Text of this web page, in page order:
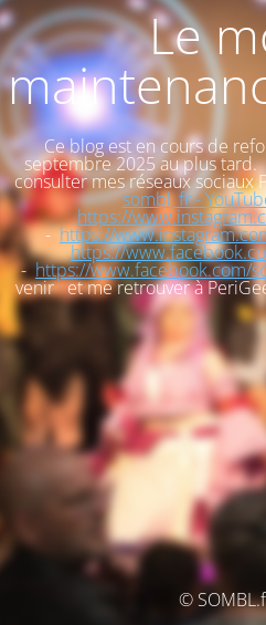
Le
Ce blog est en cours de
septembre 2025 au plus tard.
consulter mes réseaux sociaux
sombl_fr -
https://
-https://
https://
-https://www.facebook.com/
venir et me retrouver à
©